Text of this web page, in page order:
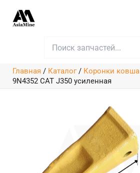
содержимому
Главная / Каталог/ Коронки ковша
9N4352 CAT J350 усиленная